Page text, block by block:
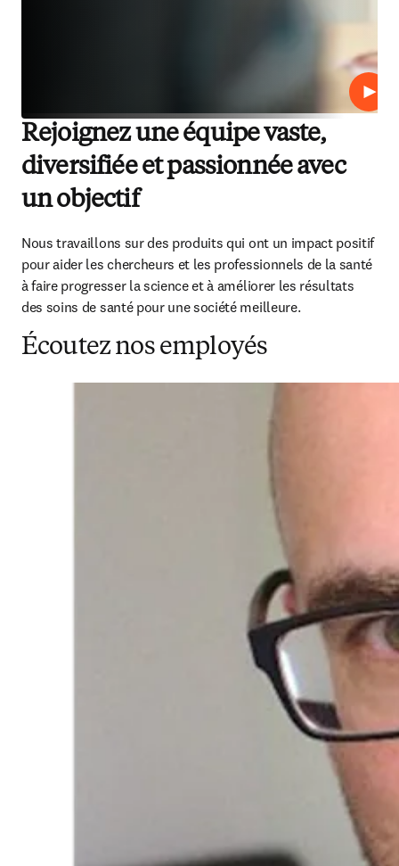
Lire
Rejoignez une équipe vaste,
diversifiée et passionnée avec
un objectif
Nous travaillons sur des produits qui ont un impact positif
pour aider les chercheurs et les professionnels de la santé
à faire progresser la science et à améliorer les résultats
des soins de santé pour une société meilleure.
Écoutez nos employés